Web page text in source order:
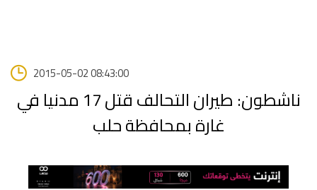
2015-05-02 08:43:00
ناشطون: طيران التحالف قتل 17 مدنيا في
غارة بمحافظة حلب